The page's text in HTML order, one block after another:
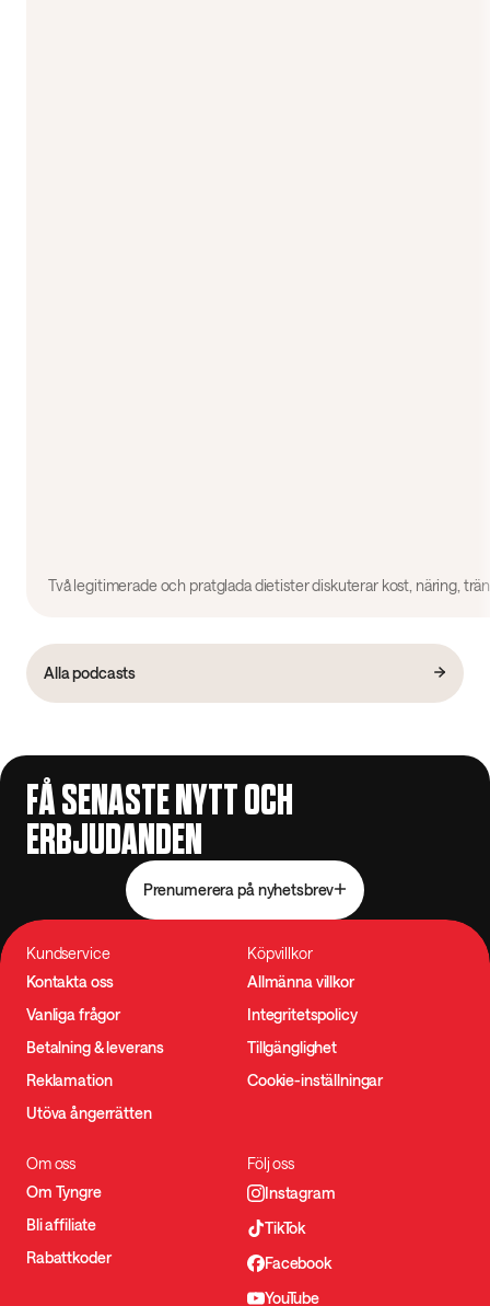
Alla podcasts
FÅ SENASTE NYTT OCH
ERBJUDANDEN
Prenumerera på nyhetsbrev
Kundservice
Kontakta oss
Vanliga frågor
Betalning & leverans
Reklamation
Utöva ångerrätten
Köpvillkor
Allmänna villkor
Integritetspolicy
Tillgänglighet
Cookie-inställningar
Om oss
Om Tyngre
Bli affiliate
Rabattkoder
Följ oss
Instagram
TikTok
Facebook
YouTube